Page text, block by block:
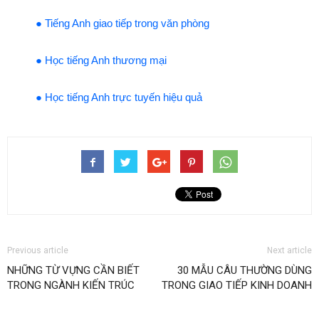
● Tiếng Anh giao tiếp trong văn phòng
● Học tiếng Anh thương mại
● Học tiếng Anh trực tuyến hiệu quả
Previous article
NHỮNG TỪ VỰNG CẦN BIẾT
TRONG NGÀNH KIẾN TRÚC
Next article
30 MẪU CÂU THƯỜNG DÙNG
TRONG GIAO TIẾP KINH DOANH